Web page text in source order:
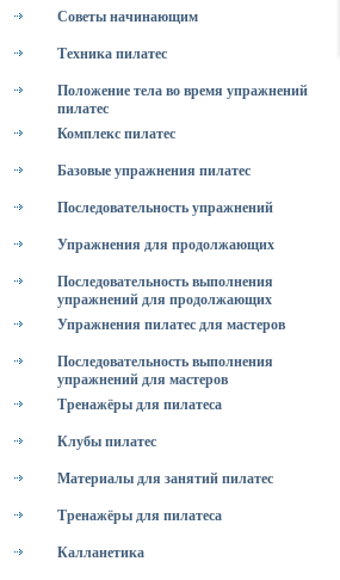
Советы начинающим
Техника пилатес
Положение тела во время упражнений
пилатес
Комплекс пилатес
Базовые упражнения пилатес
Последовательность упражнений
Упражнения для продолжающих
Последовательность выполнения
упражнений для продолжающих
Упражнения пилатес для мастеров
Последовательность выполнения
упражнений для мастеров
Тренажёры для пилатеса
Клубы пилатес
Материалы для занятий пилатес
Тренажёры для пилатеса
Калланетика